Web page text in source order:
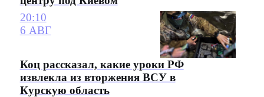
20:10
6 АВГ
Коц рассказал, какие уроки РФ
извлекла из вторжения ВСУ в
Курскую область